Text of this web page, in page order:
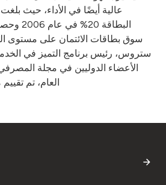
عالية أيضًا في الأداء، حيث
سوق بطاقات الائتمان على مستوى
ستروس، رئيس برنامج التميز في
الأعضاء الدوليين في مجلة
العام، تم تقييم ما